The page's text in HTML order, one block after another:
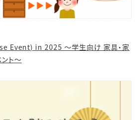
Event) in 2025 ～学生向け 家具・家
ト～